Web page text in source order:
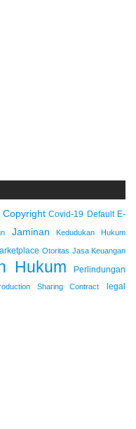
Copyright Covid-19 Default E-
Jaminan Kedudukan Hukum
Otoritas Jasa Keuangan
Hukum
Perlindungan
Sharing Contract
legal